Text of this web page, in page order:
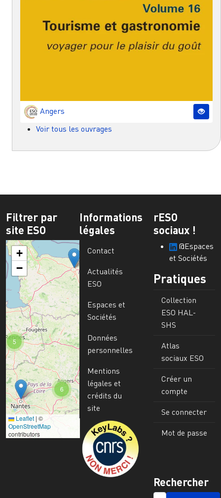
Angers
Voir tous les ouvrages
Filtrer par
site ESO
6
5
+
−
Leaflet | ©
OpenStreetMap
contributors
Informations
légales
Contact
Actualités
ESO
Espaces et
Sociétés
Données
personnelles
Mentions
légales et
crédits du
site
Image
rESO
sociaux !
@Espaces
et Sociétés
Pratiques
Collection
ESO HAL-
SHS
Atlas
sociaux ESO
Créer un
compte
Se connecter
Mot de passe
Rechercher
SEARCH